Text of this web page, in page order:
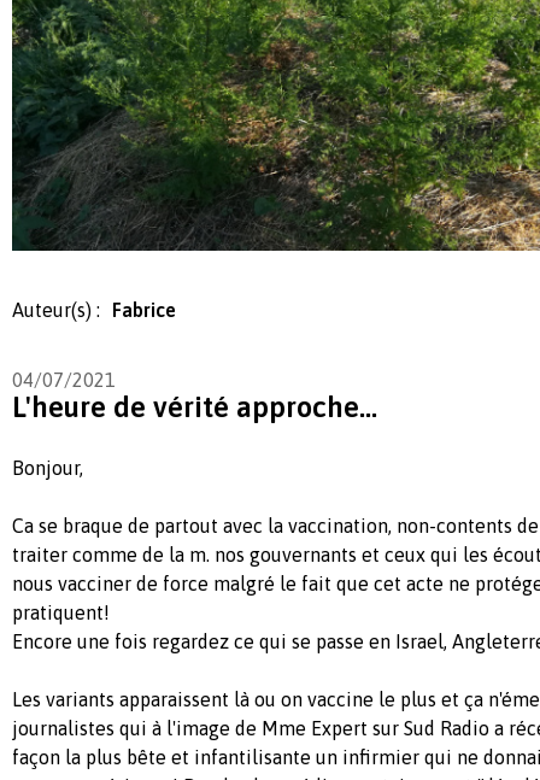
Auteur(s) : Fabrice
04/07/2021
L'heure de vérité approche...
Bonjour,
Ca se braque de partout avec la vaccination, non-contents
traiter comme de la m. nos gouvernants et ceux qui les
nous vacciner de force malgré le fait que cet acte ne
pratiquent!
Encore une fois regardez ce qui se passe en Israel,
Les variants apparaissent là ou on vaccine le plus et ça
journalistes qui à l'image de Mme Expert sur Sud Radio a
façon la plus bête et infantilisante un infirmier qui ne